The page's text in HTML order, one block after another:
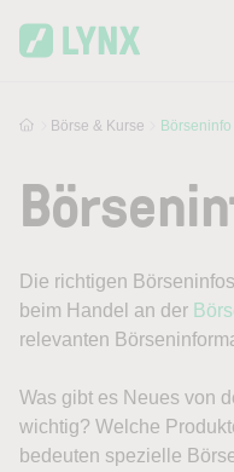
Börse & Kurse Börseninfo
Die richtigen
beim Handel an der
relevanten
Was gibt es Neues von
wichtig? Welche
bedeuten spezielle